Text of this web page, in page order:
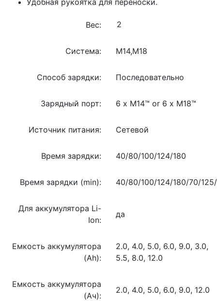
Вес:
Система: M14,M18
Способ зарядки: Последовательно
Зарядный порт: 6 x M14™ or 6 x M18™
Источник питания: Сетевой
Время зарядки: 40/80/100/124/180
Время зарядки (min): 40/80/100/124/180/70/
Для аккумулятора Li-
Ion:
да
Емкость аккумулятора
(Ah):
2.0, 4.0, 5.0, 6.0, 9.0, 3.0,
5.5, 8.0, 12.0
Емкость аккумулятора
(Ач):
2.0, 4.0, 5.0, 6.0, 9.0, 12.0